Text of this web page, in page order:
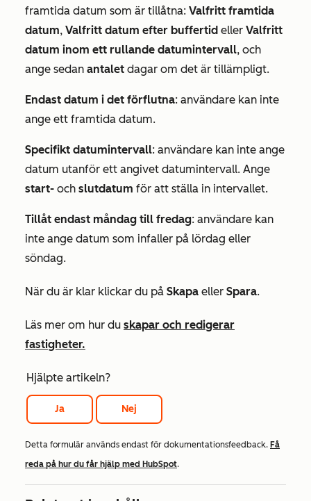
framtida datum som är tillåtna: Valfritt framtida
datum, Valfritt datum efter buffertid eller Valfritt
datum inom ett rullande datumintervall, och
ange sedan antalet dagar om det är tillämpligt.
Endast datum i det förflutna: användare kan inte
ange ett framtida datum.
Specifikt datumintervall: användare kan inte ange
datum utanför ett angivet datumintervall. Ange
start- och slutdatum för att ställa in intervallet.
Tillåt endast måndag till fredag: användare kan
inte ange datum som infaller på lördag eller
söndag.
När du är klar klickar du på Skapa eller Spara.
Läs mer om hur du skapar och redigerar
fastigheter.
Hjälpte artikeln?
Ja Nej
Detta formulär används endast för dokumentationsfeedback. Få
reda på hur du får hjälp med HubSpot.